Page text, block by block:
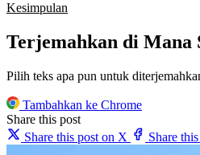
Kesimpulan
Terjemahkan di Mana
Pilih teks apa pun untuk
Tambahkan ke Chrome
Share this post
Share this post on X
Share